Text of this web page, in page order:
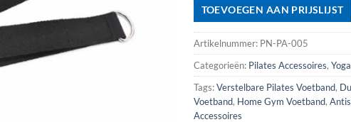
TOEVOEGEN AAN PRIJSLIJST
Artikelnummer: PN-PA-005
Categorieën: Pilates Accessoires, Yoga
Tags:Verstelbare Pilates Voetband,
Voetband, Home Gym Voetband,
Accessoires